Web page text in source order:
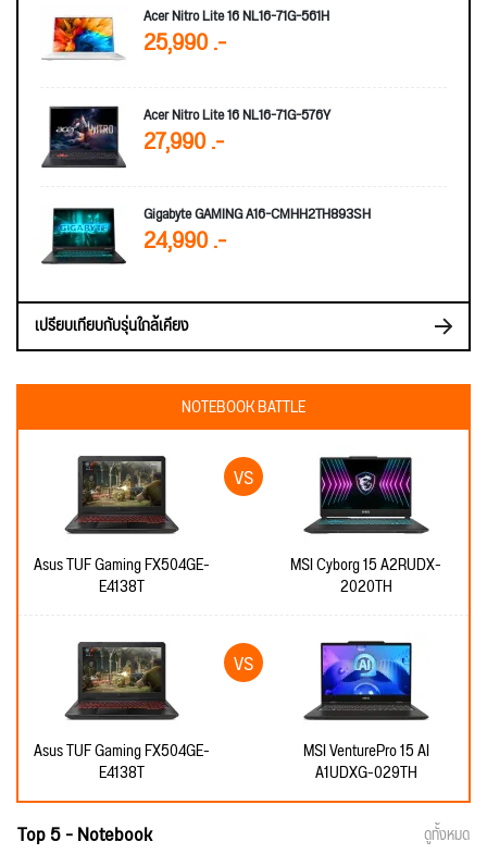
Acer Nitro Lite 16 NL16-71G-561H
25,990 .-
Acer Nitro Lite 16 NL16-71G-576Y
27,990 .-
Gigabyte GAMING A16-CMHH2TH893SH
24,990 .-
เปรียบเทียบกับรุ่นใกล้เคียง
NOTEBOOK BATTLE
Asus TUF Gaming FX504GE-
E4138T
MSI Cyborg 15 A2RUDX-
2020TH
Asus TUF Gaming FX504GE-
E4138T
MSI VenturePro 15 AI
A1UDXG-029TH
Top 5 - Notebook ดูทั้งหมด